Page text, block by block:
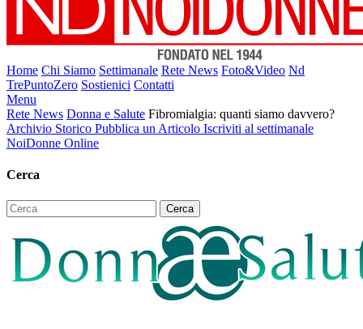
Home Chi Siamo Settimanale Rete News Foto&Video Nd
TrePuntoZero Sostienici Contatti
Menu
Rete News Donna e Salute Fibromialgia: quanti siamo davvero?
Archivio Storico Pubblica un Articolo Iscriviti al settimanale
NoiDonne Online
Cerca